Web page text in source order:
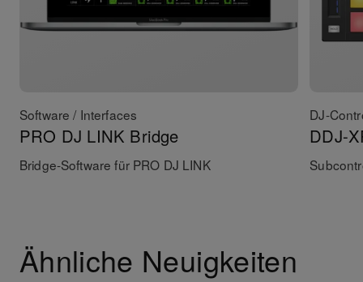
Software / Interfaces
PRO DJ LINK Bridge
Bridge-Software für PRO DJ LINK
DJ-
DDJ-
Ähnliche Neuigkeiten